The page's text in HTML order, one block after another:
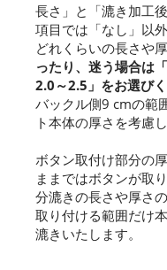
長さ」と「漉き加工
項目では「なし」以
どれくらいの長さや
ったり、迷う場合は
2.0～2.5」をお選びく
バックル側9 cmの範
ト本体の厚さを考慮
ボタン取付け部分の
ままではボタンが取
分漉きの長さや厚さ
取り付ける範囲だけ
漉きいたします。